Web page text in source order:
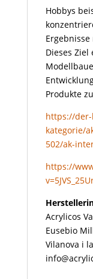
Hobbys
Dieses
Produkte
https://
kategorie/
502/ak-
https://
Acrylicos
Eusebio
Vilanova i